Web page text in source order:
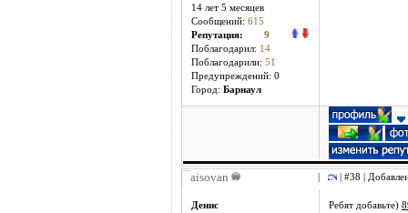
14 лет 5 месяцев
Сообщений: 615
Репутация: 9
Поблагодарил: 14
Поблагодарили: 51
Предупреждений: 0
Город: Барнаул
aisovan | #38 |
Денис Ребят добавьте)